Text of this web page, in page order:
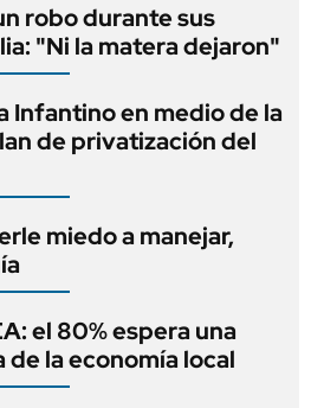
robo durante sus
"Ni la matera dejaron"
Infantino en medio de la
de privatización del
miedo a manejar,
el 80% espera una
la economía local